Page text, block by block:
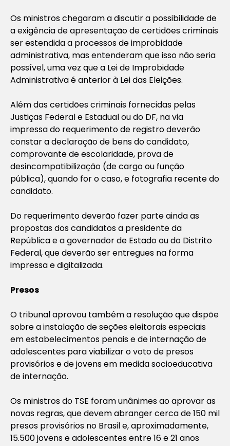
Os ministros chegaram a discutir a possibilidade de
a exigência de apresentação de certidões criminais
ser estendida a processos de improbidade
administrativa, mas entenderam que isso não seria
possível, uma vez que a Lei de Improbidade
Administrativa é anterior à Lei das Eleições.
Além das certidões criminais fornecidas pelas
Justiças Federal e Estadual ou do DF, na via
impressa do requerimento de registro deverão
constar a declaração de bens do candidato,
comprovante de escolaridade, prova de
desincompatibilização (de cargo ou função
pública), quando for o caso, e fotografia recente do
candidato.
Do requerimento deverão fazer parte ainda as
propostas dos candidatos a presidente da
República e a governador de Estado ou do Distrito
Federal, que deverão ser entregues na forma
impressa e digitalizada.
Presos
O tribunal aprovou também a resolução que dispõe
sobre a instalação de seções eleitorais especiais
em estabelecimentos penais e de internação de
adolescentes para viabilizar o voto de presos
provisórios e de jovens em medida socioeducativa
de internação.
Os ministros do TSE foram unânimes ao aprovar as
novas regras, que devem abranger cerca de 150 mil
presos provisórios no Brasil e, aproximadamente,
15.500 jovens e adolescentes entre 16 e 21 anos